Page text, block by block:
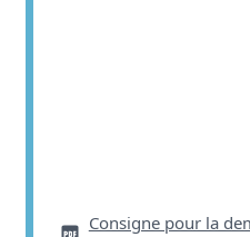
Consigne pour la